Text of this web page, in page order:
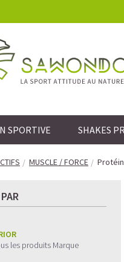
SPORTIVE SHAKES
MUSCLE / FORCE
les produits Marque